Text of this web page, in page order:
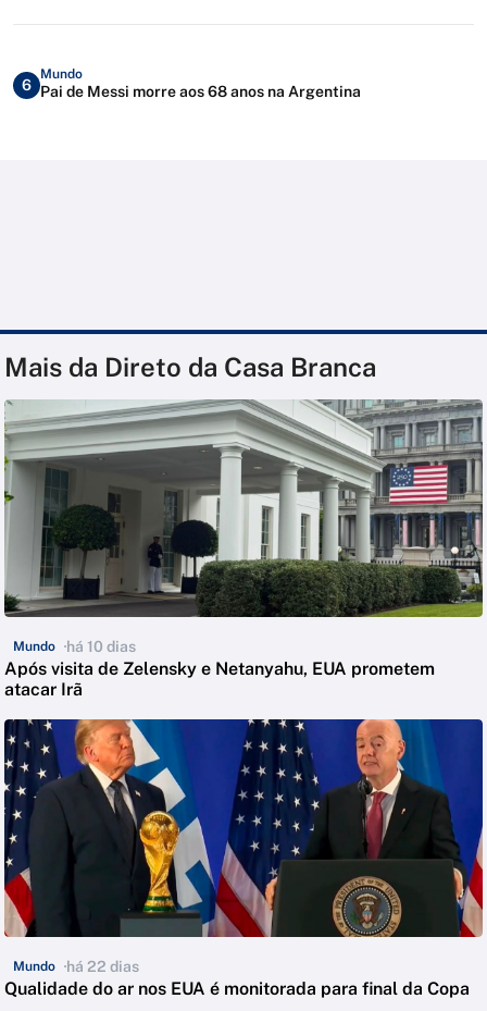
6
Mundo
Pai de Messi morre aos 68 anos na Argentina
Mais da Direto da Casa Branca
Mundo há 10 dias
Após visita de Zelensky e Netanyahu, EUA prometem
atacar Irã
Mundo há 22 dias
Qualidade do ar nos EUA é monitorada para final da Copa